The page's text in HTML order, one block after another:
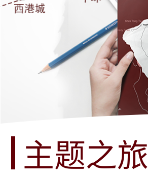
主题之旅